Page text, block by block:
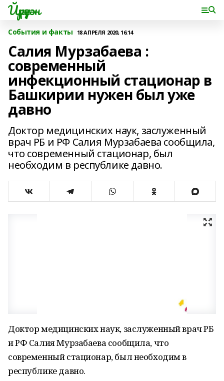
Йүрүҙән
События и факты 18 АПРЕЛЯ 2020, 16:14
Салия Мурзабаева :
современный
инфекционный стационар в
Башкирии нужен был уже
давно
Доктор медицинских наук, заслуженный
врач РБ и РФ Салия Мурзабаева сообщила,
что современный стационар, был
необходим в республике давно.
Доктор медицинских наук, заслуженный врач РБ
и РФ Салия Мурзабаева сообщила, что
современный стационар, был необходим в
республике давно.